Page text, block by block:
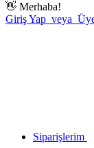
👋 Merhaba!
Giriş Yap veya
Siparişlerim